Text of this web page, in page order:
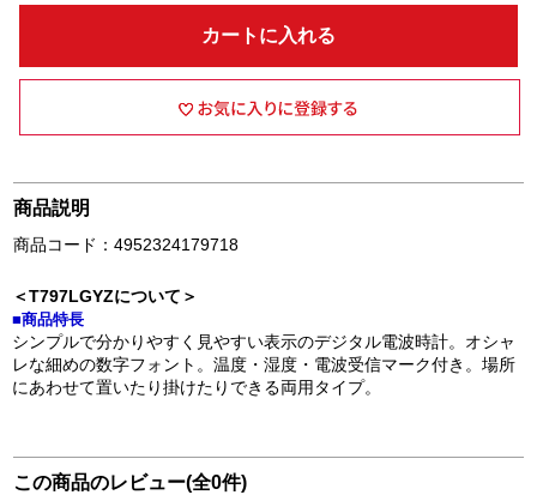
カートに入れる
商品説明
商品コード：4952324179718
＜T797LGYZについて＞
■商品特長
シンプルで分かりやすく見やすい表示のデジタル電波時計。オシャ
レな細めの数字フォント。温度・湿度・電波受信マーク付き。場所
にあわせて置いたり掛けたりできる両用タイプ。
この商品のレビュー(全0件)